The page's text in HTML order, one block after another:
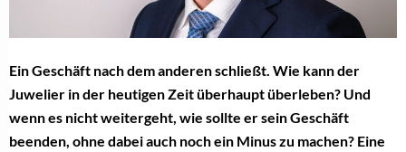
Ein Geschäft nach dem anderen schließt. Wie kann der
Juwelier in der heutigen Zeit überhaupt überleben? Und
wenn es nicht weitergeht, wie sollte er sein Geschäft
beenden, ohne dabei auch noch ein Minus zu machen? Eine